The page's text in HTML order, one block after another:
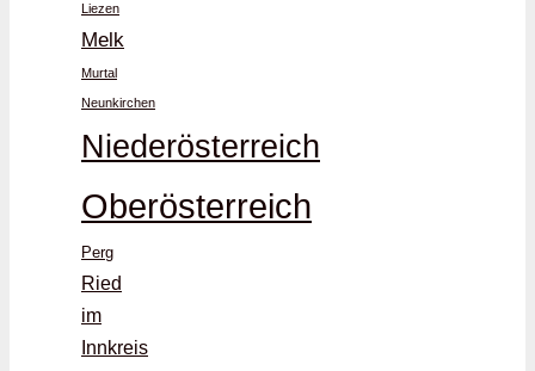
Liezen
Melk
Murtal
Neunkirchen
Niederösterreich
Oberösterreich
Perg
Ried
im
Innkreis